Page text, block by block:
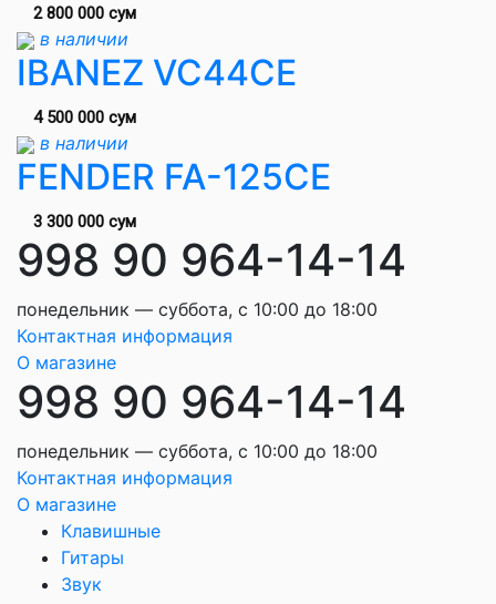
2 800 000 сум
в наличии
IBANEZ VC44CE
4 500 000 сум
в наличии
FENDER FA-125CE
3 300 000 сум
998 90 964-14-14
понедельник — суббота, с 10:00 до 18:00
Контактная информация
О магазине
998 90 964-14-14
понедельник — суббота, с 10:00 до 18:00
Контактная информация
О магазине
Клавишные
Гитары
Звук